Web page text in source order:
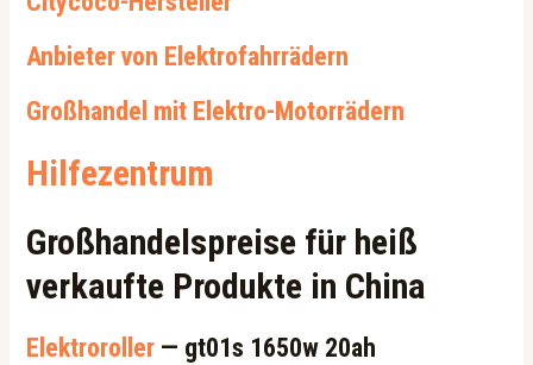
Anbieter von Elektrofahrrädern
Großhandel mit Elektro-Motorrädern
Hilfezentrum
Großhandelspreise für heiß
verkaufte Produkte in China
Elektroroller — gt01s 1650w 20ah